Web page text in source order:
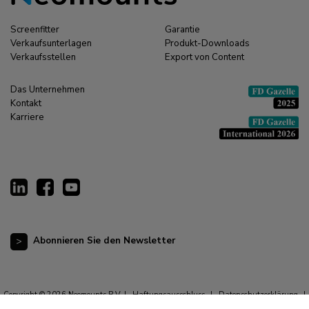
Screenfitter
Verkaufsunterlagen
Verkaufsstellen
Garantie
Produkt-Downloads
Export von Content
Das Unternehmen
Kontakt
Karriere
Abonnieren Sie den Newsletter
Copyright © 2026 Neomounts B.V. | Haftungsausschluss | Datenschutzerklärung |